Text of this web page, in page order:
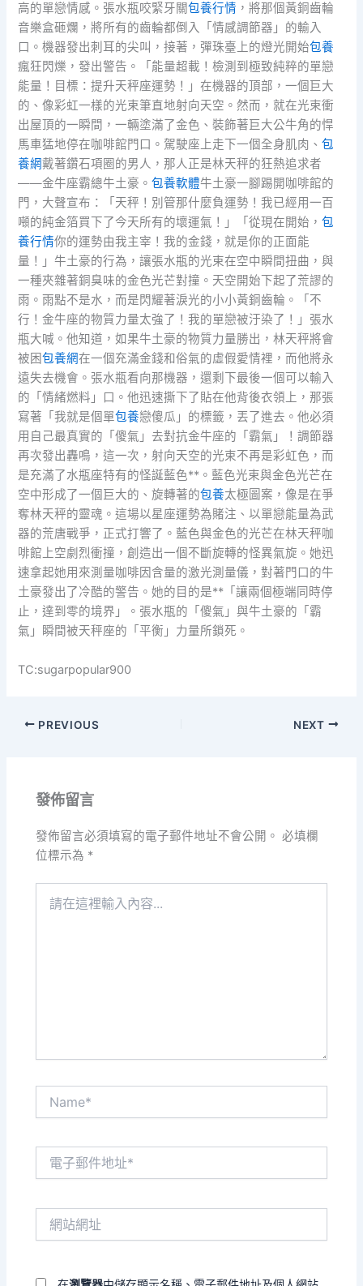
高的單戀情感。張水瓶咬緊牙關包養行情 ，將那個黃銅齒輪
音樂盒砸爛，將所有的齒輪都倒入「情感調節器」的輸入
口。機器發出刺耳的尖叫，接著，彈珠臺上的燈光開始包養
瘋狂閃爍，發出警告。「能量超載！檢測到極致純粹的單戀
能量！目標：提升天秤座運勢！」在機器的頂部，一個巨大
的、像彩虹一樣的光束筆直地射向天空。然而，就在光束衝
出屋頂的一瞬間，一輛塗滿了金色、裝飾著巨大公牛角的悍
馬車猛地停在咖啡館門口。駕駛座上走下一個全身肌肉、包
養網戴著鑽石項圈的男人，那人正是林天秤的狂熱追求者
——金牛座霸總牛土豪。包養軟體牛土豪一腳踢開咖啡館的
門，大聲宣布：「天秤！別管那什麼負運勢！我已經用一百
噸的純金箔買下了今天所有的壞運氣！」「從現在開始，包
養行情你的運勢由我主宰！我的金錢，就是你的正面能
量！」牛土豪的行為，讓張水瓶的光束在空中瞬間扭曲，與
一種夾雜著銅臭味的金色光芒對撞。天空開始下起了荒謬的
雨。雨點不是水，而是閃耀著淚光的小小黃銅齒輪。「不
行！金牛座的物質力量太強了！我的單戀被汙染了！」張水
瓶大喊。他知道，如果牛土豪的物質力量勝出，林天秤將會
被困包養網在一個充滿金錢和俗氣的虛假愛情裡，而他將永
遠失去機會。張水瓶看向那機器，還剩下最後一個可以輸入
的「情緒燃料」口。他迅速撕下了貼在他背後衣領上，那張
寫著「我就是個單包養戀傻瓜」的標籤，丟了進去。他必須
用自己最真實的「傻氣」去對抗金牛座的「霸氣」！調節器
再次發出轟鳴，這一次，射向天空的光束不再是彩虹色，而
是充滿了水瓶座特有的怪誕藍色**。藍色光束與金色光芒在
空中形成了一個巨大的、旋轉著的包養太極圖案，像是在爭
奪林天秤的靈魂。這場以星座運勢為賭注、以單戀能量為武
器的荒唐戰爭，正式打響了。藍色與金色的光芒在林天秤咖
啡館上空劇烈衝撞，創造出一個不斷旋轉的怪異氣旋。她迅
速拿起她用來測量咖啡因含量的激光測量儀，對著門口的牛
土豪發出了冷酷的警告。她的目的是**「讓兩個極端同時停
止，達到零的境界」。張水瓶的「傻氣」與牛土豪的「霸
氣」瞬間被天秤座的「平衡」力量所鎖死。
TC:sugarpopular900
PREVIOUS NEXT
發佈留言
發佈留言必須填寫的電子郵件地址不會公開。 必填欄
位標示為 *